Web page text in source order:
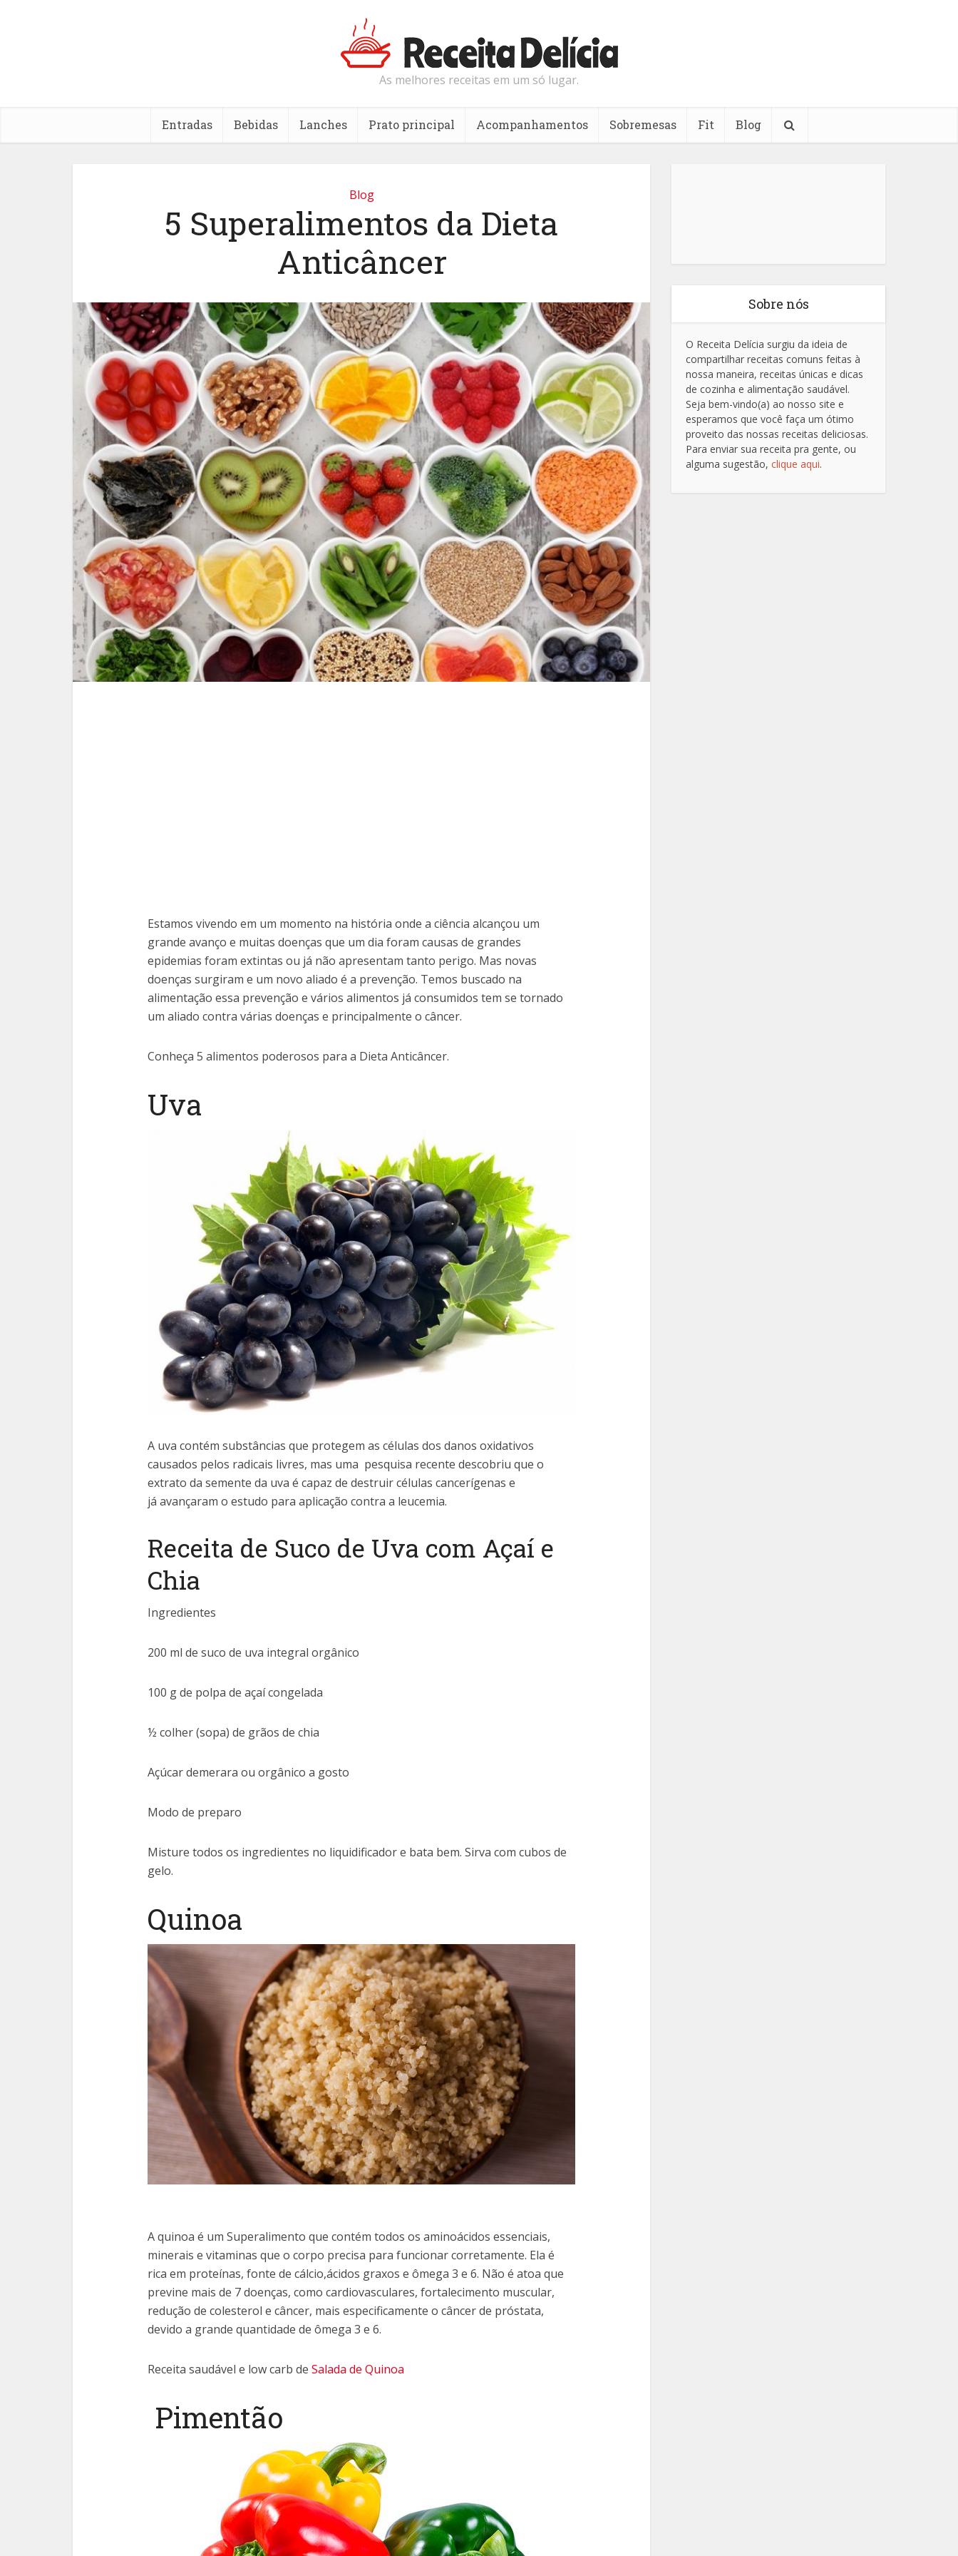
As melhores receitas em um só lugar.
Entradas Bebidas Lanches Prato principal Acompanhamentos Sobremesas Fit Blog
Blog
5 Superalimentos da Dieta
Anticâncer
Estamos vivendo em um momento na história onde a ciência alcançou um
grande avanço e muitas doenças que um dia foram causas de grandes
epidemias foram extintas ou já não apresentam tanto perigo. Mas novas
doenças surgiram e um novo aliado é a prevenção. Temos buscado na
alimentação essa prevenção e vários alimentos já consumidos tem se tornado
um aliado contra várias doenças e principalmente o câncer.
Conheça 5 alimentos poderosos para a Dieta Anticâncer.
Uva
A uva contém substâncias que protegem as células dos danos oxidativos
causados pelos radicais livres, mas uma pesquisa recente descobriu que o
extrato da semente da uva é capaz de destruir células cancerígenas e
já avançaram o estudo para aplicação contra a leucemia.
Receita de Suco de Uva com Açaí e
Chia
Ingredientes
200 ml de suco de uva integral orgânico
100 g de polpa de açaí congelada
½ colher (sopa) de grãos de chia
Açúcar demerara ou orgânico a gosto
Modo de preparo
Misture todos os ingredientes no liquidificador e bata bem. Sirva com cubos de
gelo.
Quinoa
A quinoa é um Superalimento que contém todos os aminoácidos essenciais,
minerais e vitaminas que o corpo precisa para funcionar corretamente. Ela é
rica em proteínas, fonte de cálcio,ácidos graxos e ômega 3 e 6. Não é atoa que
previne mais de 7 doenças, como cardiovasculares, fortalecimento muscular,
redução de colesterol e câncer, mais especificamente o câncer de próstata,
devido a grande quantidade de ômega 3 e 6.
Receita saudável e low carb de Salada de Quinoa
Pimentão
Sobre nós
O Receita Delícia surgiu da ideia de
compartilhar receitas comuns feitas à
nossa maneira, receitas únicas e dicas
de cozinha e alimentação saudável.
Seja bem-vindo(a) ao nosso site e
esperamos que você faça um ótimo
proveito das nossas receitas deliciosas.
Para enviar sua receita pra gente, ou
alguma sugestão, clique aqui.